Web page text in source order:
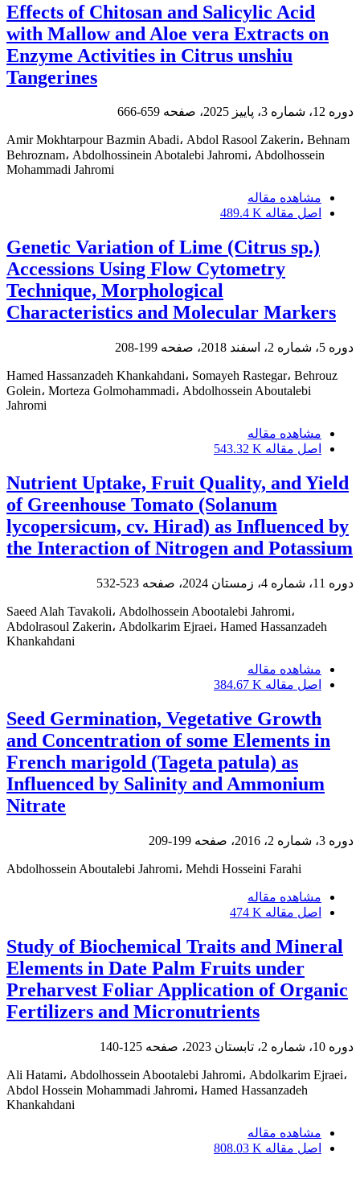
Effects of Chitosan and Salicylic Acid
with Mallow and Aloe vera Extracts on
Enzyme Activities in Citrus unshiu
Tangerines
دوره 12، شماره 3، پاییز 2025، صفحه 659-666
Amir Mokhtarpour Bazmin Abadi، Abdol Rasool Zakerin، Behnam
Behroznam، Abdolhossinein Abotalebi Jahromi، Abdolhossein
Mohammadi Jahromi
مشاهده مقاله
اصل مقاله 489.4 K
Genetic Variation of Lime (Citrus sp.)
Accessions Using Flow Cytometry
Technique, Morphological
Characteristics and Molecular Markers
دوره 5، شماره 2، اسفند 2018، صفحه 199-208
Hamed Hassanzadeh Khankahdani، Somayeh Rastegar، Behrouz
Golein، Morteza Golmohammadi، Abdolhossein Aboutalebi
Jahromi
مشاهده مقاله
اصل مقاله 543.32 K
Nutrient Uptake, Fruit Quality, and Yield
of Greenhouse Tomato (Solanum
lycopersicum, cv. Hirad) as Influenced by
the Interaction of Nitrogen and Potassium
دوره 11، شماره 4، زمستان 2024، صفحه 523-532
Saeed Alah Tavakoli، Abdolhossein Abootalebi Jahromi،
Abdolrasoul Zakerin، Abdolkarim Ejraei، Hamed Hassanzadeh
Khankahdani
مشاهده مقاله
اصل مقاله 384.67 K
Seed Germination, Vegetative Growth
and Concentration of some Elements in
French marigold (Tageta patula) as
Influenced by Salinity and Ammonium
Nitrate
دوره 3، شماره 2، 2016، صفحه 199-209
Abdolhossein Aboutalebi Jahromi، Mehdi Hosseini Farahi
مشاهده مقاله
اصل مقاله 474 K
Study of Biochemical Traits and Mineral
Elements in Date Palm Fruits under
Preharvest Foliar Application of Organic
Fertilizers and Micronutrients
دوره 10، شماره 2، تابستان 2023، صفحه 125-140
Ali Hatami، Abdolhossein Abootalebi Jahromi، Abdolkarim Ejraei،
Abdol Hossein Mohammadi Jahromi، Hamed Hassanzadeh
Khankahdani
مشاهده مقاله
اصل مقاله 808.03 K